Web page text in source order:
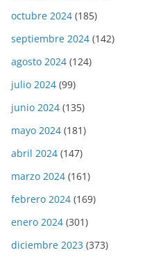
octubre 2024 (185)
septiembre 2024 (142)
agosto 2024 (124)
julio 2024 (99)
junio 2024 (135)
mayo 2024 (181)
abril 2024 (147)
marzo 2024 (161)
febrero 2024 (169)
enero 2024 (301)
diciembre 2023 (373)